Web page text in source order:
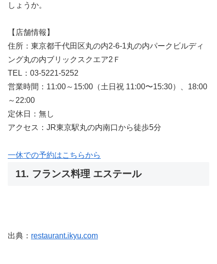
しょうか。
【店舗情報】
住所：東京都千代田区丸の内2-6-1丸の内パークビルディ
ング丸の内ブリックスクエア2Ｆ
TEL：03-5221-5252
営業時間：11:00～15:00（土日祝 11:00〜15:30）、18:00
～22:00
定休日：無し
アクセス：JR東京駅丸の内南口から徒歩5分
一休での予約はこちらから
11. フランス料理 エステール
出典： restaurant.ikyu.com